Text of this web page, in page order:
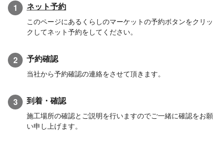
1 ネット予約
このページにあるくらしのマーケットの予約ボタンをクリッ
クしてネット予約をしてください。
2 予約確認
当社から予約確認の連絡をさせて頂きます。
3 到着・確認
施工場所の確認とご説明を行いますのでご一緒に確認をお願
い申し上げます。